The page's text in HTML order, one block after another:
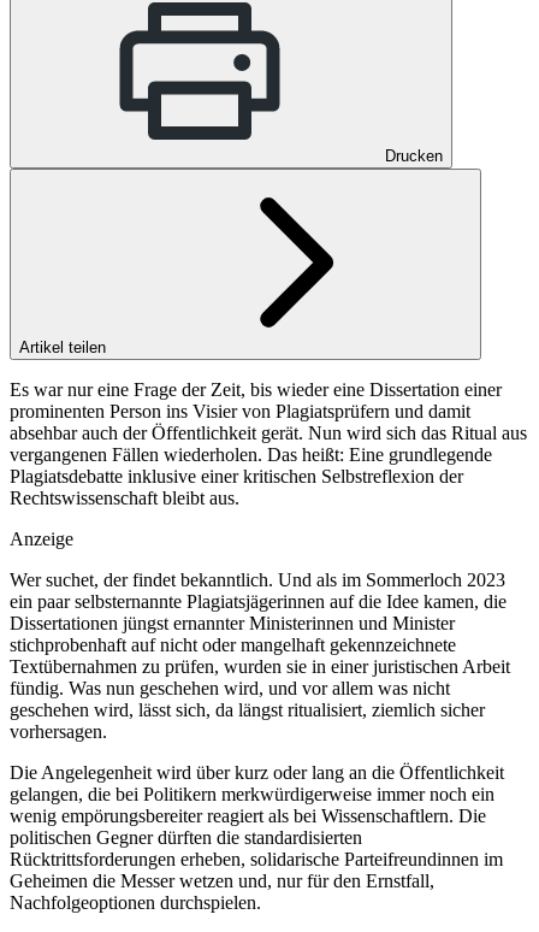
Drucken
Artikel teilen
Es war nur eine Frage der Zeit, bis wieder eine Dissertation einer
prominenten Person ins Visier von Plagiatsprüfern und damit
absehbar auch der Öffentlichkeit gerät. Nun wird sich das Ritual aus
vergangenen Fällen wiederholen. Das heißt: Eine grundlegende
Plagiats­debatte inklusive einer kritischen Selbstreflexion der
Rechtswissenschaft bleibt aus.
Anzeige
Wer suchet, der findet bekanntlich. Und als im Sommer­loch 2023
ein paar selbsternannte Plagiatsjägerinnen auf die Idee kamen, die
Dissertationen jüngst ernannter Ministerinnen und Minister
stichprobenhaft auf nicht oder mangelhaft gekennzeichnete
Textübernahmen zu prüfen, wurden sie in einer juristischen Arbeit
fündig. Was nun geschehen wird, und vor allem was nicht
geschehen wird, lässt sich, da längst ritualisiert, ziemlich sicher
vorhersagen.
Die Angelegenheit wird über kurz oder lang an die Öffentlichkeit
gelangen, die bei Politikern merkwürdigerweise immer noch ein
wenig empörungsbereiter rea­giert als bei Wissenschaftlern. Die
politischen Gegner dürften die standardisierten
Rücktrittsforderungen erheben, solidarische Parteifreundinnen im
Geheimen die Messer wetzen und, nur für den Ernstfall,
Nachfolgeoptionen durchspielen.